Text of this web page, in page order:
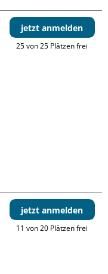
jetzt anmelden
25 von 25 Plätzen frei
jetzt anmelden
11 von 20 Plätzen frei